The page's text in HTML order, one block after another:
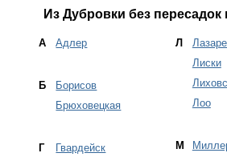
Из Дубровки без
А Адлер
Б
Борисов
Брюховецкая
Г
Гвардейск
Л
Лиски
Лоо
М